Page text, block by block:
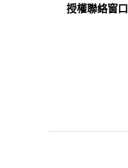
授權聯絡窗口